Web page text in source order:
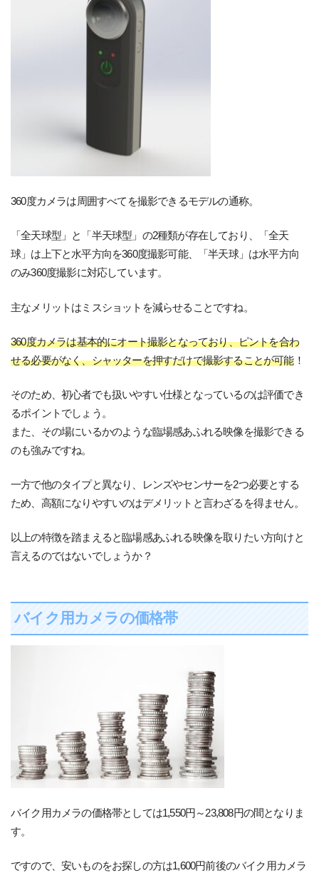
360度カメラは周囲すべてを撮影できるモデルの通称。
「全天球型」と「半天球型」の2種類が存在しており、「全天
球」は上下と水平方向を360度撮影可能、「半天球」は水平方向
のみ360度撮影に対応しています。
主なメリットはミスショットを減らせることですね。
360度カメラは基本的にオート撮影となっており、ピントを合わ
せる必要がなく、シャッターを押すだけで撮影することが可能！
そのため、初心者でも扱いやすい仕様となっているのは評価でき
るポイントでしょう。
また、その場にいるかのような臨場感あふれる映像を撮影できる
のも強みですね。
一方で他のタイプと異なり、レンズやセンサーを2つ必要とする
ため、高額になりやすいのはデメリットと言わざるを得ません。
以上の特徴を踏まえると臨場感あふれる映像を取りたい方向けと
言えるのではないでしょうか？
バイク用カメラの価格帯
バイク用カメラの価格帯としては1,550円～23,808円の間となりま
す。
ですので、安いものをお探しの方は1,600円前後のバイク用カメラ